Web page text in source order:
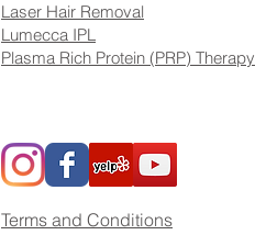
Laser Hair Removal
Lumecca IPL
Plasma Rich Protein (PRP) Therapy
Terms and Conditions